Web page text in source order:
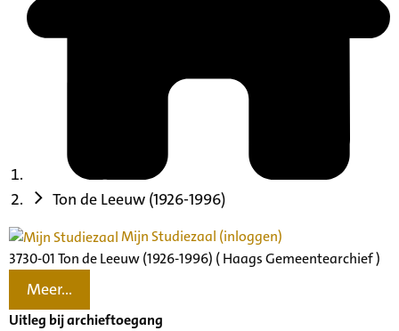
Ton de Leeuw (1926-1996)
Mijn Studiezaal (inloggen)
3730-01 Ton de Leeuw (1926-1996) ( Haags Gemeentearchief )
Meer...
Uitleg bij archieftoegang